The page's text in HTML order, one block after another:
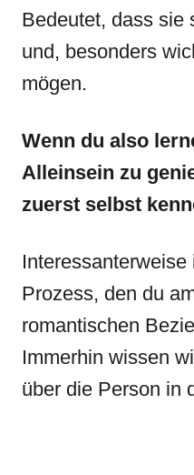
Bedeutet, dass sie
und, besonders
mögen.
Wenn du also
Alleinsein zu
zuerst selbst
Prozess, den du
romantischen
Immerhin wissen
über die Person in